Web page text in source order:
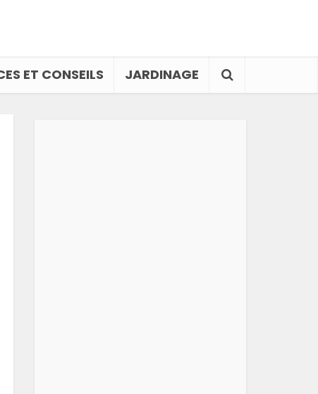
ET CONSEILS JARDINAGE